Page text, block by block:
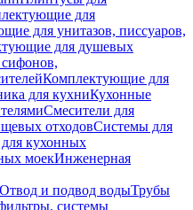
для
для унитазов, писсуаров,
для душевых
Комплектующие для
для кухниКухонные
Смесители для
отходовСистемы для
кухонных
моекИнженерная
Отвод и подвод водыТрубы
системы